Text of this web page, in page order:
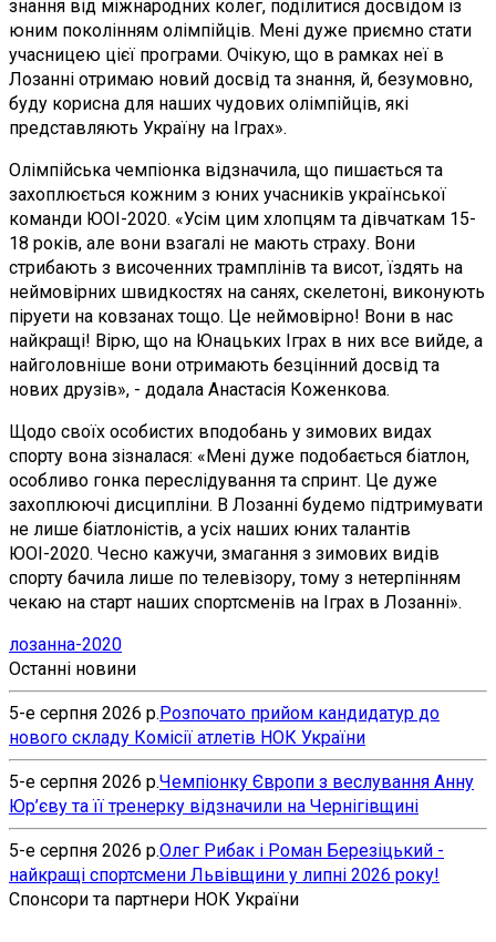
знання від міжнародних колег, поділитися досвідом із
юним поколінням олімпійців. Мені дуже приємно стати
учасницею цієї програми. Очікую, що в рамках неї в
Лозанні отримаю новий досвід та знання, й, безумовно,
буду корисна для наших чудових олімпійців, які
представляють Україну на Іграх».
Олімпійська чемпіонка відзначила, що пишається та
захоплюється кожним з юних учасників української
команди ЮОІ-2020. «Усім цим хлопцям та дівчаткам 15-
18 років, але вони взагалі не мають страху. Вони
стрибають з височенних трамплінів та висот, їздять на
неймовірних швидкостях на санях, скелетоні, виконують
піруети на ковзанах тощо. Це неймовірно! Вони в нас
найкращі! Вірю, що на Юнацьких Іграх в них все вийде, а
найголовніше вони отримають безцінний досвід та
нових друзів», - додала Анастасія Коженкова.
Щодо своїх особистих вподобань у зимових видах
спорту вона зізналася: «Мені дуже подобається біатлон,
особливо гонка переслідування та спринт. Це дуже
захоплюючі дисципліни. В Лозанні будемо підтримувати
не лише біатлоністів, а усіх наших юних талантів
ЮОІ-2020. Чесно кажучи, змагання з зимових видів
спорту бачила лише по телевізору, тому з нетерпінням
чекаю на старт наших спортсменів на Іграх в Лозанні».
лозанна-2020
Останні новини
5-е серпня 2026 р.Розпочато прийом кандидатур до
нового складу Комісії атлетів НОК України
5-е серпня 2026 р.Чемпіонку Європи з веслування Анну
Юр’єву та її тренерку відзначили на Чернігівщині
5-е серпня 2026 р.Олег Рибак і Роман Березіцький -
найкращі спортсмени Львівщини у липні 2026 року!
Спонсори та партнери НОК України